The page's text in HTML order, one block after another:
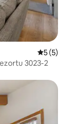
5 (5)
3023-2